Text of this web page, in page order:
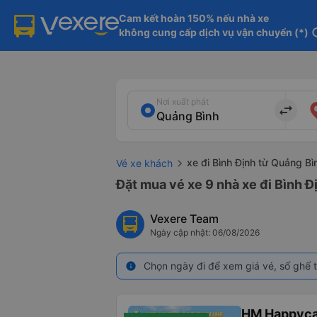
Cam kết hoàn 150% nếu nhà xe
không cung cấp dịch vụ vận chuyển (*)
Nơi xuất phát
import_export
Vé xe khách xe đi Bình Định từ Quảng
Đặt mua vé xe 9 nhà xe đi Bình
Vexere Team
Ngày cập nhật: 06/08/2026
info Chọn ngày đi để xem giá vé, số
HM